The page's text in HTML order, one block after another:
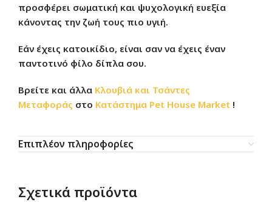
προσφέρει σωματική και ψυχολογική ευεξία
κάνοντας την ζωή τους πιο υγιή.
Εάν έχεις κατοικίδιο, είναι σαν να έχεις έναν
παντοτινό φίλο δίπλα σου.
Βρείτε και άλλα Κλουβιά και Τσάντες
Μεταφοράς στο Κατάστημα Pet House Market !
Επιπλέον πληροφορίες
Σχετικά προϊόντα